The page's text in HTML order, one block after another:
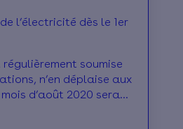
l’électricité dès le 1er
régulièrement soumise
n’en déplaise aux
d’août 2020 sera